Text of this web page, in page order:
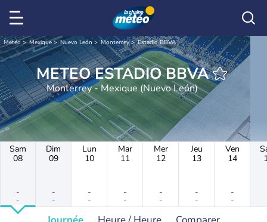
Météo Mexique Nuevo León Monterrey Estadio BBVA
METEO ESTADIO BBVA
Monterrey - Mexique (Nuevo León)
Sam
08
-
-
Dim
09
-
-
Lun
10
-
-
Mar
11
-
-
Mer
12
-
-
Jeu
13
-
-
Ven
14
-
-